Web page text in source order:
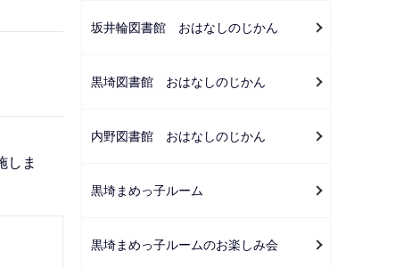
しま
坂井輪図書館 おはなしのじかん
黒埼図書館 おはなしのじかん
内野図書館 おはなしのじかん
黒埼まめっ子ルーム
黒埼まめっ子ルームのお楽しみ会